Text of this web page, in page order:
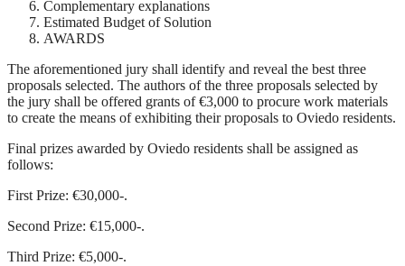
Complementary explanations
Estimated Budget of Solution
AWARDS
The aforementioned jury shall identify and reveal the best three
proposals selected. The authors of the three proposals selected by
the jury shall be offered grants of €3,000 to procure work materials
to create the means of exhibiting their proposals to Oviedo residents.
Final prizes awarded by Oviedo residents shall be assigned as
follows:
First Prize: €30,000-.
Second Prize: €15,000-.
Third Prize: €5,000-.